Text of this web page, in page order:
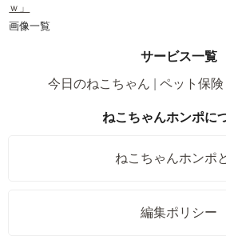
ｗ」
画像一覧
サービス一覧
今日のねこちゃん
ペット保険
ねこちゃんホンポに
ねこちゃんホンポ
編集ポリシー